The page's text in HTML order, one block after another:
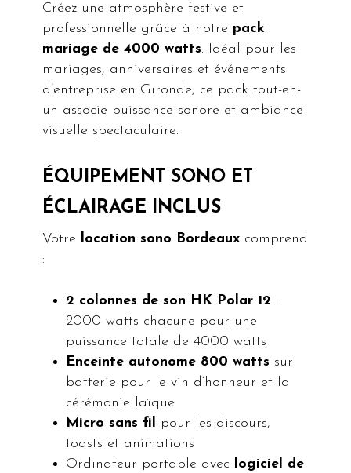
Créez une atmosphère festive et
professionnelle grâce à notre pack
mariage de 4000 watts. Idéal pour les
mariages, anniversaires et événements
d’entreprise en Gironde, ce pack tout-en-
un associe puissance sonore et ambiance
visuelle spectaculaire.
ÉQUIPEMENT SONO ET
ÉCLAIRAGE INCLUS
Votre location sono Bordeaux comprend
:
2 colonnes de son HK Polar 12 :
2000 watts chacune pour une
puissance totale de 4000 watts
Enceinte autonome 800 watts sur
batterie pour le vin d’honneur et la
cérémonie laïque
Micro sans fil pour les discours,
toasts et animations
Ordinateur portable avec logiciel de